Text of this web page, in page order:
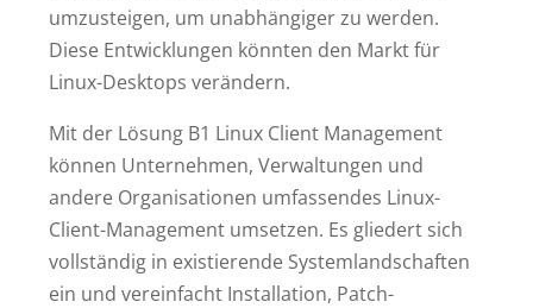
umzusteigen, um unabhängiger zu werden.
Diese Entwicklungen könnten den Markt für
Linux-Desktops verändern.
Mit der Lösung B1 Linux Client Management
können Unternehmen, Verwaltungen und
andere Organisationen umfassendes Linux-
Client-Management umsetzen. Es gliedert sich
vollständig in existierende Systemlandschaften
ein und vereinfacht Installation, Patch-